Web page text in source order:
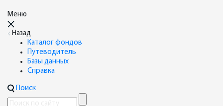
Меню
Назад
Каталог фондов
Путеводитель
Базы данных
Справка
Поиск